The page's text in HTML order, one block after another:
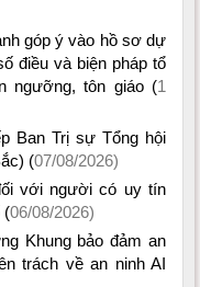
góp ý vào hồ sơ dự
điều và biện pháp tổ
ngưỡng, tôn giáo (1
Ban Trị sự Tổng hội
(07/08/2026)
với người có uy tín
(06/08/2026)
Khung bảo đảm an
trách về an ninh AI